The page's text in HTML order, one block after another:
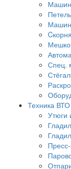
Спец.
Техника ВТО
Утюги